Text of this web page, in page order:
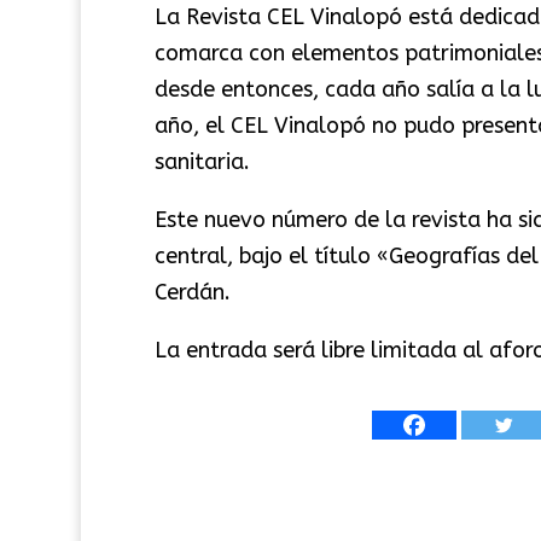
La Revista CEL Vinalopó está
comarca con elementos
desde entonces, cada año salía a la
año, el CEL Vinalopó no pudo
sanitaria.
Este nuevo número de la revista ha
central, bajo el título «Geografías
Cerdán.
La entrada será libre limitada al